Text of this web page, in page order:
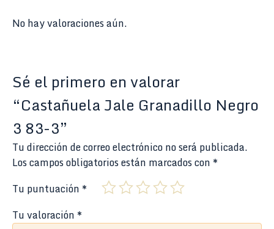
No hay valoraciones aún.
Sé el primero en valorar
“Castañuela Jale Granadillo Negro
3 83-3”
Tu dirección de correo electrónico no será publicada.
Los campos obligatorios están marcados con *
Tu puntuación *
Tu valoración *